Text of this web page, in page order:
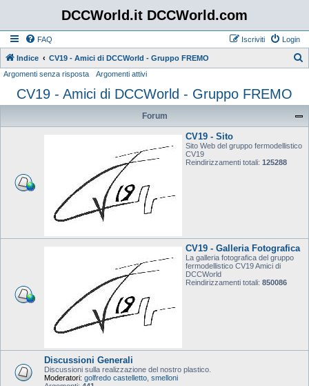
DCCWorld.it DCCWorld.com
FAQ Login
Iscriviti
Indice CV19 - Amici di DCCWorld - Gruppo FREMO
c
Argomenti senza risposta Argomenti attivi
CV19 - Amici di DCCWorld - Gruppo FREMO
Forum
CV19 - Sito
Sito Web del gruppo fermodellistico
CV19
Reindirizzamenti totali: 125288
CV19 - Galleria Fotografica
La galleria fotografica del gruppo
fermodellistico CV19 Amici di
DCCWorld
Reindirizzamenti totali: 850086
Discussioni Generali
Discussioni sulla realizzazione del nostro plastico.
Moderatori: golfredo castelletto smelloni